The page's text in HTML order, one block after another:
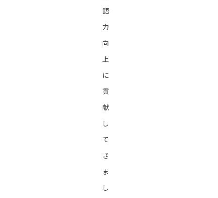
語
力
向
上
に
貢
献
し
て
き
ま
し